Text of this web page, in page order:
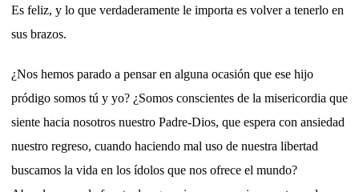
Es feliz, y lo que verdaderamente le importa es volver a tenerlo en
sus brazos.
¿Nos hemos parado a pensar en alguna ocasión que ese hijo
pródigo somos tú y yo? ¿Somos conscientes de la misericordia que
siente hacia nosotros nuestro Padre-Dios, que espera con ansiedad
nuestro regreso, cuando haciendo mal uso de nuestra libertad
buscamos la vida en los ídolos que nos ofrece el mundo?